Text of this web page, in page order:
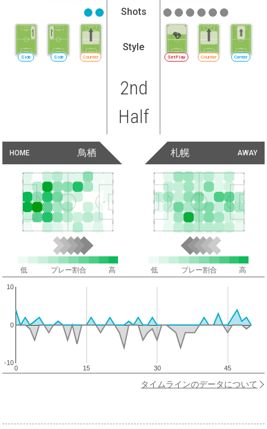
Shots
Counter
Side
Side
Style
SetPlay Counter Center
2nd
Half
HOME 鳥栖 AWAY
札幌
低 プレー割合 高 低 プレー割合 高
0 15 30 45
-10
0
10
タイムラインのデータについて